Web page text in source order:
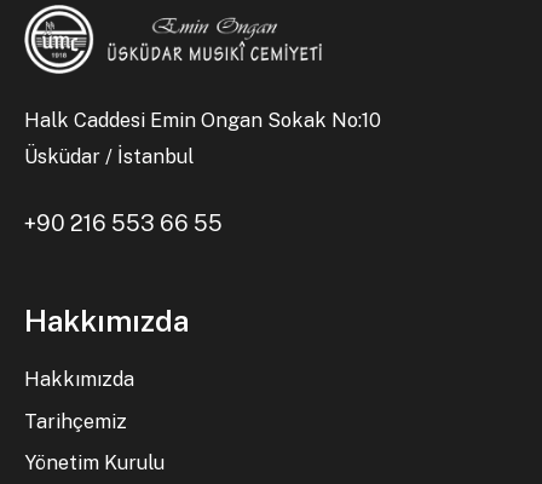
Halk Caddesi Emin Ongan Sokak No:10
Üsküdar / İstanbul
+90 216 553 66 55
Hakkımızda
Hakkımızda
Tarihçemiz
Yönetim Kurulu